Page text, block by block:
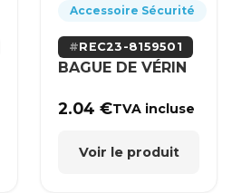
Accessoire Sécurité
REC23-8159501
BAGUE DE VÉRIN
2.04€TVA incluse
Voir le produit